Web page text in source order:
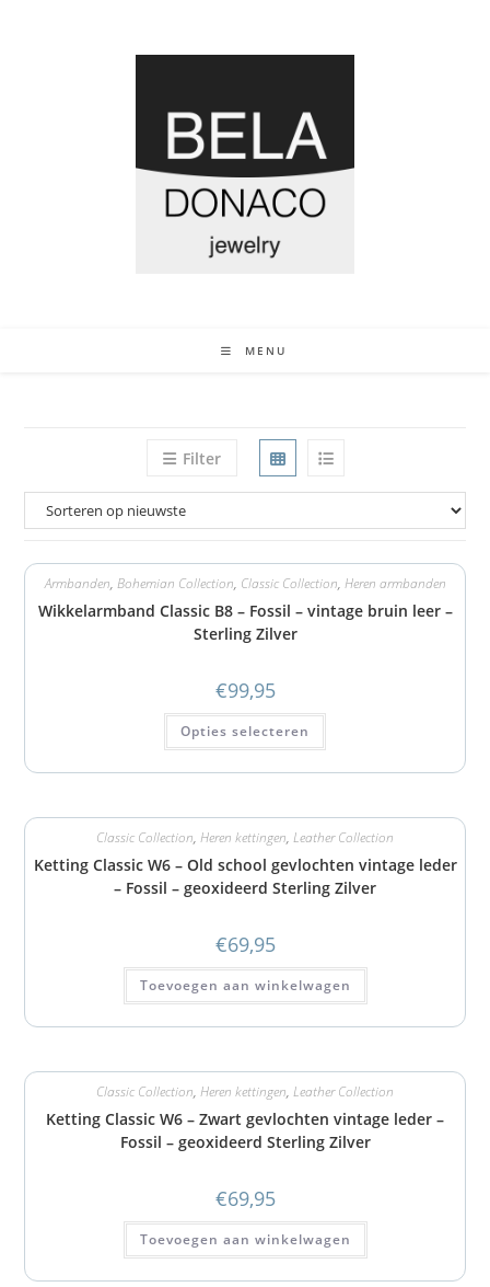
MENU
Filter
Armbanden, Bohemian Collection, Classic Collection, Heren armbanden
Wikkelarmband Classic B8 – Fossil – vintage bruin leer –
Sterling Zilver
€99,95
Opties selecteren
Classic Collection, Heren kettingen, Leather Collection
Ketting Classic W6 – Old school gevlochten vintage leder
– Fossil – geoxideerd Sterling Zilver
€69,95
Toevoegen aan winkelwagen
Classic Collection, Heren kettingen, Leather Collection
Ketting Classic W6 – Zwart gevlochten vintage leder –
Fossil – geoxideerd Sterling Zilver
€69,95
Toevoegen aan winkelwagen